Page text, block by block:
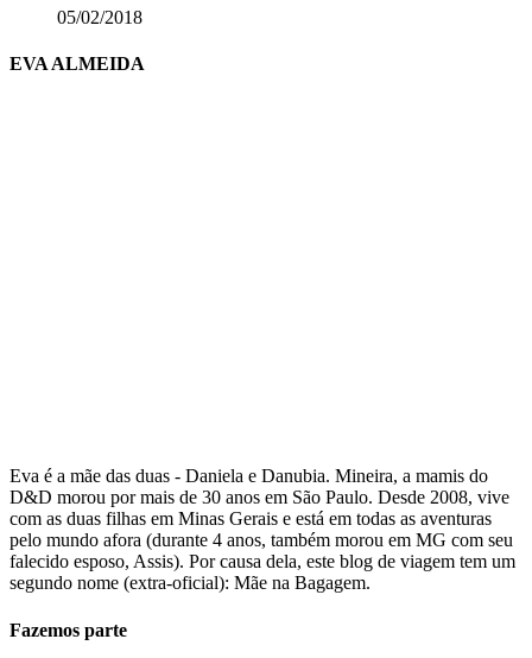
05/02/2018
EVA ALMEIDA
Eva é a mãe das duas - Daniela e Danubia. Mineira, a mamis do
D&D morou por mais de 30 anos em São Paulo. Desde 2008, vive
com as duas filhas em Minas Gerais e está em todas as aventuras
pelo mundo afora (durante 4 anos, também morou em MG com seu
falecido esposo, Assis). Por causa dela, este blog de viagem tem um
segundo nome (extra-oficial): Mãe na Bagagem.
Fazemos parte